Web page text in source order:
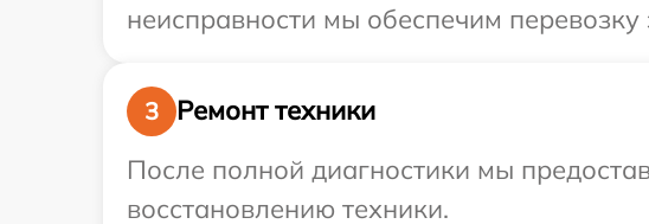
неисправности мы обеспечим
3
Ремонт техники
После полной диагностики мы
восстановлению техники.